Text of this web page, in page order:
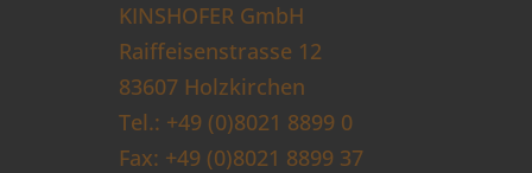
KINSHOFER GmbH
Raiffeisenstrasse 12
83607 Holzkirchen
Tel.: +49 (0)8021 8899 0
Fax: +49 (0)8021 8899 37